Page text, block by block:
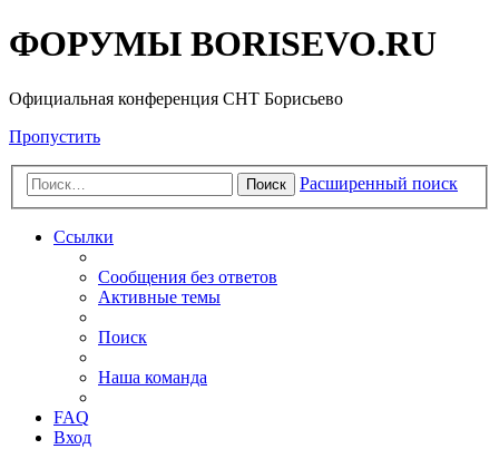
ФОРУМЫ BORISEVO.RU
Официальная конференция СНТ Борисьево
Пропустить
Поиск Расширенный поиск
Ссылки
Сообщения без ответов
Активные темы
Поиск
Наша команда
FAQ
Вход